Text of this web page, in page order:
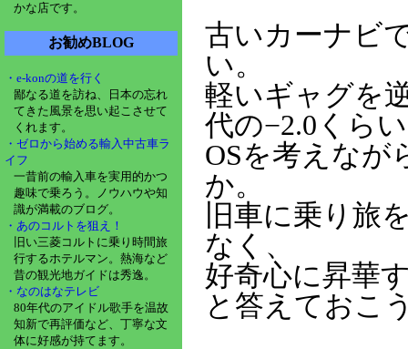
かな店です。
お勧めBLOG
・e-konの道を行く
鄙なる道を訪ね、日本の忘れ
てきた風景を思い起こさせて
くれます。
・ゼロから始める輸入中古車ラ
イフ
一昔前の輸入車を実用的かつ
趣味で乗ろう。ノウハウや知
識が満載のブログ。
・あのコルトを狙え！
旧い三菱コルトに乗り時間旅
行するホテルマン。熱海など
昔の観光地ガイドは秀逸。
・なのはなテレビ
80年代のアイドル歌手を温故
知新で再評価など、丁寧な文
体に好感が持てます。
古いカーナビ
い。
軽いギャグを
代の−2.0くら
OSを考えなが
か。
旧車に乗り旅
なく、
好奇心に昇華
と答えておこ